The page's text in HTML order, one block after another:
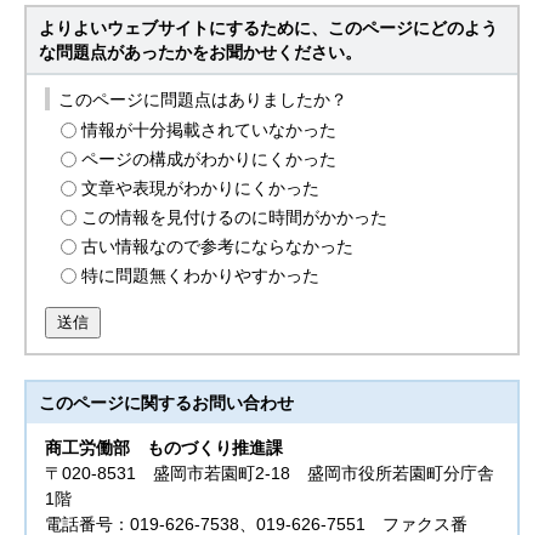
よりよいウェブサイトにするために、このページにどのよう
な問題点があったかをお聞かせください。
このページに問題点はありましたか？
情報が十分掲載されていなかった
ページの構成がわかりにくかった
文章や表現がわかりにくかった
この情報を見付けるのに時間がかかった
古い情報なので参考にならなかった
特に問題無くわかりやすかった
送信
このページに関するお問い合わせ
商工労働部
ものづくり推進課
〒020-8531 盛岡市若園町2-18 盛岡市役所若園町分庁舎
1階
電話番号：019-626-7538、019-626-7551 ファクス番